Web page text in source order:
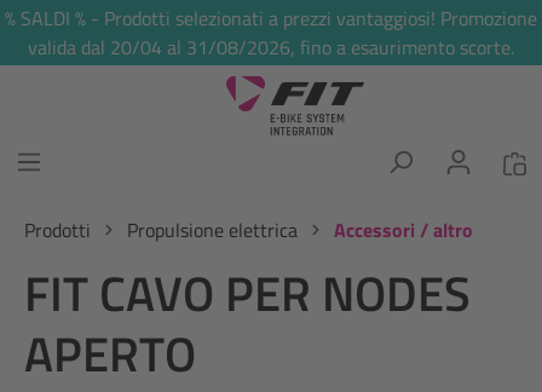
principale
% SALDI % - Prodotti selezionati a prezzi vantaggiosi! Promozione
valida dal 20/04 al 31/08/2026, fino a esaurimento scorte.
Prodotti Propulsione elettrica Accessori / altro
FIT CAVO PER NODES
APERTO